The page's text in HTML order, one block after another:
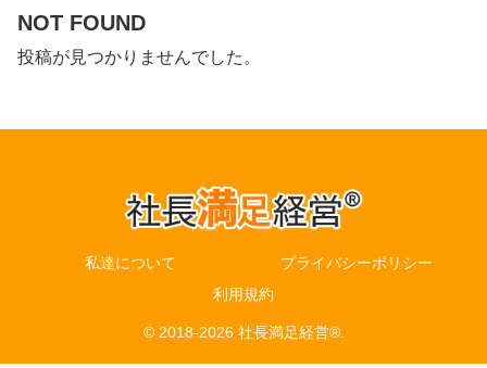
NOT FOUND
投稿が見つかりませんでした。
私達について
プライバシーポリシー
利用規約
© 2018-2026 社長満足経営®.